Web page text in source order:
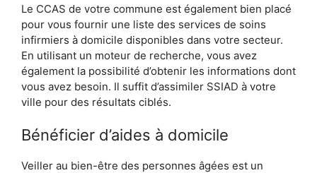
Le CCAS de votre commune est également bien placé
pour vous fournir une liste des services de soins
infirmiers à domicile disponibles dans votre secteur.
En utilisant un moteur de recherche, vous avez
également la possibilité d’obtenir les informations dont
vous avez besoin. Il suffit d’assimiler SSIAD à votre
ville pour des résultats ciblés.
Bénéficier d’aides à domicile
Veiller au bien-être des personnes âgées est un